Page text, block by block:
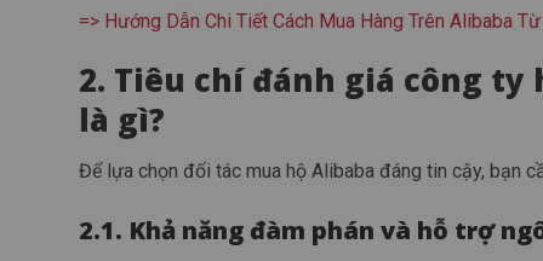
=> Hướng Dẫn Chi Tiết Cách Mua Hàng Trên Alibaba
2. Tiêu chí đánh giá công
là gì?
Để lựa chọn đối tác mua hộ Alibaba đáng tin cậy, bạn
2.1. Khả năng đàm phán và hỗ trợ